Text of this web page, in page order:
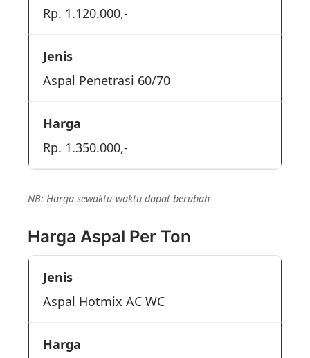
Rp. 1.120.000,-
Aspal Penetrasi 60/70
Rp. 1.350.000,-
NB: Harga sewaktu-waktu dapat berubah
Harga Aspal Per Ton
Aspal Hotmix AC WC